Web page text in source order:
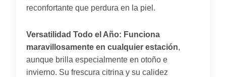
reconfortante que perdura en la piel.
Versatilidad Todo el Año: Funciona
maravillosamente en cualquier estación,
aunque brilla especialmente en otoño e
invierno. Su frescura citrina y su calidez